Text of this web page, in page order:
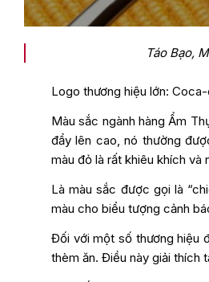
Táo Bạo,
Logo thương hiệu lớn:
Màu sắc ngành hàng Ẩm
đẩy lên cao, nó thường
màu đỏ là rất khiêu khích và
Là màu sắc được gọi là
màu cho biểu tượng cảnh
Đối với một số thương hiệu
thèm ăn. Điều này giải thích